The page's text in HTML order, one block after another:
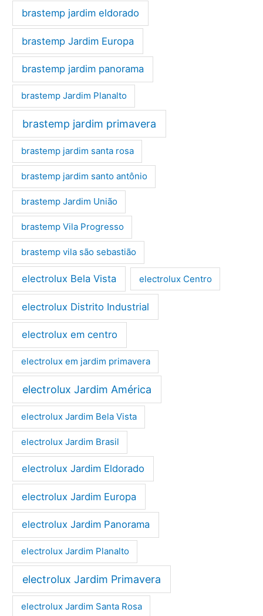
brastemp jardim eldorado
brastemp Jardim Europa
brastemp jardim panorama
brastemp Jardim Planalto
brastemp jardim primavera
brastemp jardim santa rosa
brastemp jardim santo antônio
brastemp Jardim União
brastemp Vila Progresso
brastemp vila são sebastião
electrolux Bela Vista electrolux Centro
electrolux Distrito Industrial
electrolux em centro
electrolux em jardim primavera
electrolux Jardim América
electrolux Jardim Bela Vista
electrolux Jardim Brasil
electrolux Jardim Eldorado
electrolux Jardim Europa
electrolux Jardim Panorama
electrolux Jardim Planalto
electrolux Jardim Primavera
electrolux Jardim Santa Rosa